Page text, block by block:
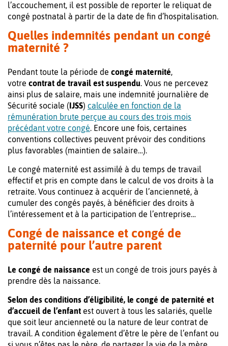
l’accouchement, il est possible de reporter le reliquat de
congé postnatal à partir de la date de fin d’hospitalisation.
Quelles indemnités pendant un congé
maternité ?
Pendant toute la période de congé maternité,
votre contrat de travail est suspendu. Vous ne percevez
ainsi plus de salaire, mais une indemnité journalière de
Sécurité sociale (IJSS) calculée en fonction de la
rémunération brute perçue au cours des trois mois
précédant votre congé. Encore une fois, certaines
conventions collectives peuvent prévoir des conditions
plus favorables (maintien de salaire…).
Le congé maternité est assimilé à du temps de travail
effectif et pris en compte dans le calcul de vos droits à la
retraite. Vous continuez à acquérir de l’ancienneté, à
cumuler des congés payés, à bénéficier des droits à
l’intéressement et à la participation de l’entreprise…
Congé de naissance et congé de
paternité pour l’autre parent
Le congé de naissance est un congé de trois jours payés à
prendre dès la naissance.
Selon des conditions d’éligibilité, le congé de paternité et
d’accueil de l’enfant est ouvert à tous les salariés, quelle
que soit leur ancienneté ou la nature de leur contrat de
travail. A condition également d’être le père de l’enfant ou